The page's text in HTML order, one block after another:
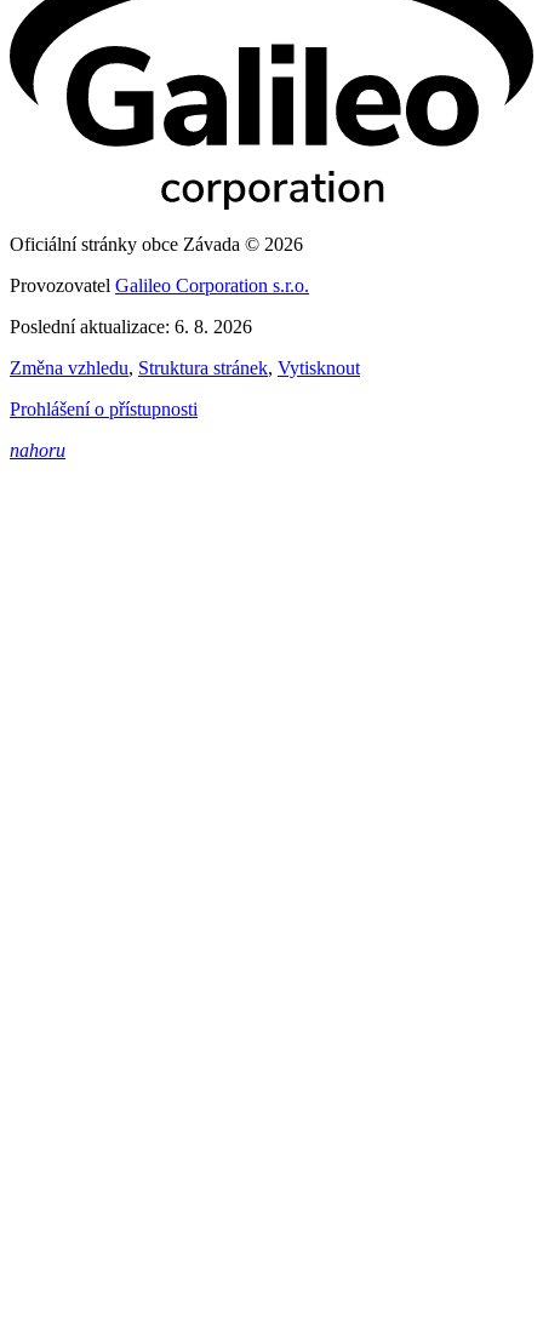
Oficiální stránky obce Závada © 2026
Provozovatel Galileo Corporation s.r.o.
Poslední aktualizace: 6. 8. 2026
Změna vzhledu, Struktura stránek, Vytisknout
Prohlášení o přístupnosti
nahoru